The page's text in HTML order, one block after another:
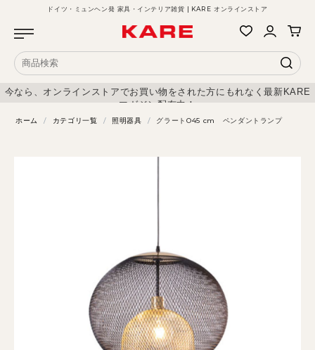
ドイツ・ミュンヘン発 家具・インテリア雑貨 | KARE オンラインストア
今なら、オンラインストアでお買い物をされた方にもれなく最新KARE
マガジン配布中！
ホーム / カテゴリ一覧 / 照明器具 / グラートO45 cm ペンダントランプ